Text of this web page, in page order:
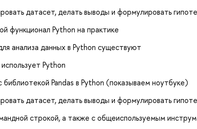
датасет, делать выводы и формулировать
функционал Python на практике
анализа данных в Python существуют
Python
Pandas в Python (показываем ноутбуке)
датасет, делать выводы и формулировать
строкой, а также с общеиспользуемым